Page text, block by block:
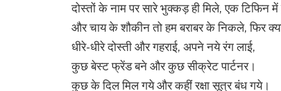
दोस्तों के नाम पर सारे भुक्कड़ ही मिले, एक टिफिन में
और चाय के शौकीन तो हम बराबर के निकले, फिर
धीरे-धीरे दोस्ती और गहराई, अपने नये रंग लाई,
कुछ बेस्ट फ्रेंड बने और कुछ सीक्रेट पार्टनर।
कुछ के दिल मिल गये और कहीं रक्षा सूत्र बंध गये।